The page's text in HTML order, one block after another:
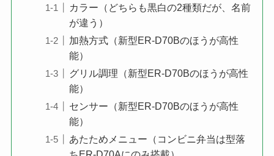
カラー（どちらも黒白の2種類だが、名前
が違う）
加熱方式（新型ER-D70Bのほうが高性
能）
グリル調理（新型ER-D70Bのほうが高性
能）
センサー（新型ER-D70Bのほうが高性
能）
あたためメニュー（コンビニ弁当は型落